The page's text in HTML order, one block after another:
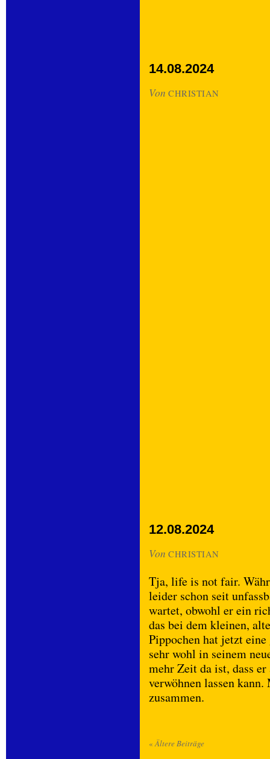
14.08.2024
Von CHRISTIAN
12.08.2024
Von CHRISTIAN
Tja, life is not fair.
leider schon seit
wartet, obwohl er ein
das bei dem kleinen,
Pippochen hat jetzt
sehr wohl in seinem
mehr Zeit da ist, dass
verwöhnen lassen
zusammen.
«Ältere Beiträge